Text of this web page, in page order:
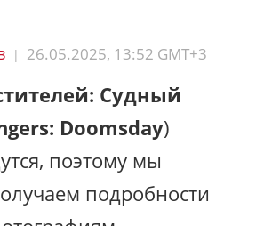
| 26.05.2025, 13:52 GMT+3
Судный
Doomsday)
поэтому мы
подробности